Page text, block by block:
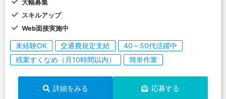
大幅募集
スキルアップ
Web面接実施中
未経験OK 交通費規定支給
40～50代活躍中
残業すくなめ（月10時間以内）
簡単作業
詳細をみる 応募する